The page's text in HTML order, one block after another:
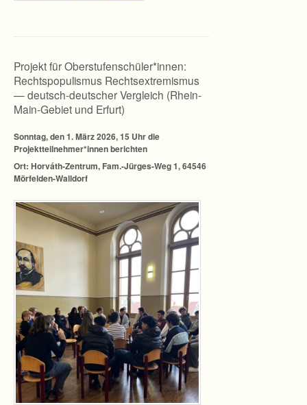
Projekt für Oberstufenschüler*innen:
Rechtspopulismus Rechtsextremismus
— deutsch-deutscher Vergleich (Rhein-
Main-Gebiet und Erfurt)
Sonn­tag, den 1. März 2026, 15 Uhr die
Projektteilnehmer*innen berichten
Ort: Horváth-Zentrum, Fam.-Jürges-Weg 1, 64546
Mörfelden-Walldorf